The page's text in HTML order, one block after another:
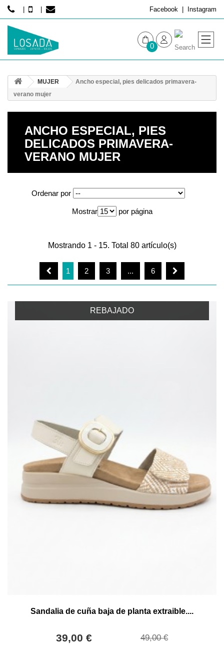
Facebook Instagram
0
MUJER
Ancho especial, pies delicados primavera-
verano mujer
ANCHO ESPECIAL, PIES
DELICADOS PRIMAVERA-
VERANO MUJER
Ordenar por
Mostrar por página
Mostrando 1 - 15. Total 80 artículo(s)
1 2 3 ... 6
REBAJADO
Sandalia de cuña baja de planta extraible....
39,00 € 49,00 €